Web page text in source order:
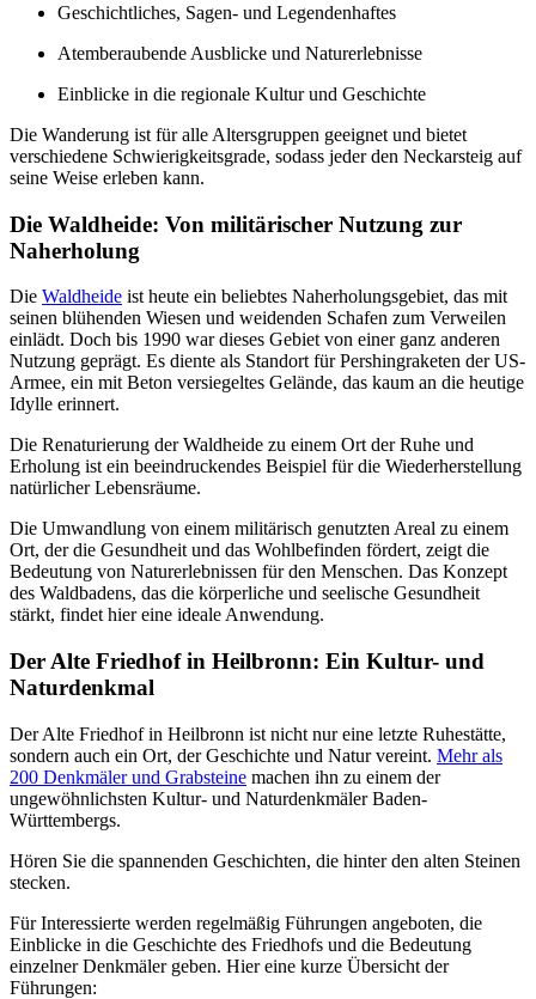
Geschichtliches, Sagen- und Legendenhaftes
Atemberaubende Ausblicke und Naturerlebnisse
Einblicke in die regionale Kultur und Geschichte
Die Wanderung ist für alle Altersgruppen geeignet und bietet
verschiedene Schwierigkeitsgrade, sodass jeder den Neckarsteig auf
seine Weise erleben kann.
Die Waldheide: Von militärischer Nutzung zur
Naherholung
Die Waldheide ist heute ein beliebtes Naherholungsgebiet, das mit
seinen blühenden Wiesen und weidenden Schafen zum Verweilen
einlädt. Doch bis 1990 war dieses Gebiet von einer ganz anderen
Nutzung geprägt. Es diente als Standort für Pershingraketen der US-
Armee, ein mit Beton versiegeltes Gelände, das kaum an die heutige
Idylle erinnert.
Die Renaturierung der Waldheide zu einem Ort der Ruhe und
Erholung ist ein beeindruckendes Beispiel für die Wiederherstellung
natürlicher Lebensräume.
Die Umwandlung von einem militärisch genutzten Areal zu einem
Ort, der die Gesundheit und das Wohlbefinden fördert, zeigt die
Bedeutung von Naturerlebnissen für den Menschen. Das Konzept
des Waldbadens, das die körperliche und seelische Gesundheit
stärkt, findet hier eine ideale Anwendung.
Der Alte Friedhof in Heilbronn: Ein Kultur- und
Naturdenkmal
Der Alte Friedhof in Heilbronn ist nicht nur eine letzte Ruhestätte,
sondern auch ein Ort, der Geschichte und Natur vereint. Mehr als
200 Denkmäler und Grabsteine machen ihn zu einem der
ungewöhnlichsten Kultur- und Naturdenkmäler Baden-
Württembergs.
Hören Sie die spannenden Geschichten, die hinter den alten Steinen
stecken.
Für Interessierte werden regelmäßig Führungen angeboten, die
Einblicke in die Geschichte des Friedhofs und die Bedeutung
einzelner Denkmäler geben. Hier eine kurze Übersicht der
Führungen: